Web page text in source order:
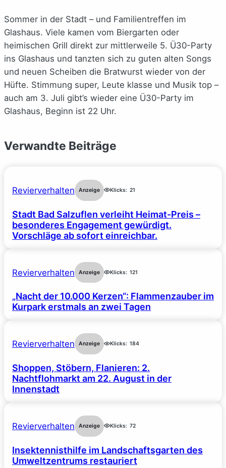
Sommer in der Stadt – und Familientreffen im
Glashaus. Viele kamen vom Biergarten oder
heimischen Grill direkt zur mittlerweile 5. Ü30-Party
ins Glashaus und tanzten sich zu guten alten Songs
und neuen Scheiben die Bratwurst wieder von der
Hüfte. Stimmung super, Leute klasse und Musik top –
auch am 3. Juli gibt’s wieder eine Ü30-Party im
Glashaus, Beginn ist 22 Uhr.
Verwandte Beiträge
Revierverhalten Anzeige Klicks: 21
Stadt Bad Salzuflen verleiht Heimat-Preis –
besonderes Engagement gewürdigt.
Vorschläge ab sofort einreichbar.
Revierverhalten Anzeige Klicks: 121
„Nacht der 10.000 Kerzen“: Flammenzauber im
Kurpark erstmals an zwei Tagen
Revierverhalten Anzeige Klicks: 184
Shoppen, Stöbern, Flanieren: 2.
Nachtflohmarkt am 22. August in der
Innenstadt
Revierverhalten Anzeige Klicks: 72
Insektennisthilfe im Landschaftsgarten des
Umweltzentrums restauriert